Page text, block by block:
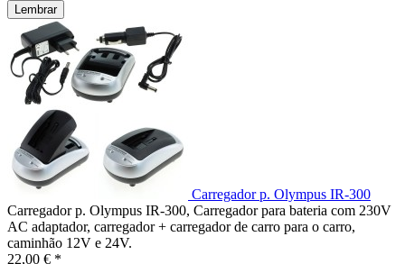
Lembrar
Carregador p. Olympus IR-300
Carregador p. Olympus IR-300, Carregador para bateria com 230V
AC adaptador, carregador + carregador de carro para o carro,
caminhão 12V e 24V.
22,00 € *